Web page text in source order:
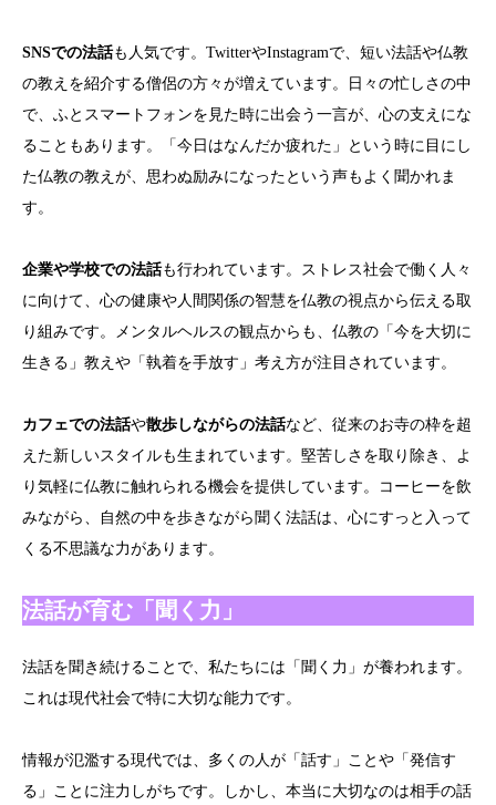
SNSでの法話も人気です。TwitterやInstagramで、短い法話や仏教
の教えを紹介する僧侶の方々が増えています。日々の忙しさの中
で、ふとスマートフォンを見た時に出会う一言が、心の支えにな
ることもあります。「今日はなんだか疲れた」という時に目にし
た仏教の教えが、思わぬ励みになったという声もよく聞かれま
す。
企業や学校での法話も行われています。ストレス社会で働く人々
に向けて、心の健康や人間関係の智慧を仏教の視点から伝える取
り組みです。メンタルヘルスの観点からも、仏教の「今を大切に
生きる」教えや「執着を手放す」考え方が注目されています。
カフェでの法話や散歩しながらの法話など、従来のお寺の枠を超
えた新しいスタイルも生まれています。堅苦しさを取り除き、よ
り気軽に仏教に触れられる機会を提供しています。コーヒーを飲
みながら、自然の中を歩きながら聞く法話は、心にすっと入って
くる不思議な力があります。
法話が育む「聞く力」
法話を聞き続けることで、私たちには「聞く力」が養われます。
これは現代社会で特に大切な能力です。
情報が氾濫する現代では、多くの人が「話す」ことや「発信す
る」ことに注力しがちです。しかし、本当に大切なのは相手の話